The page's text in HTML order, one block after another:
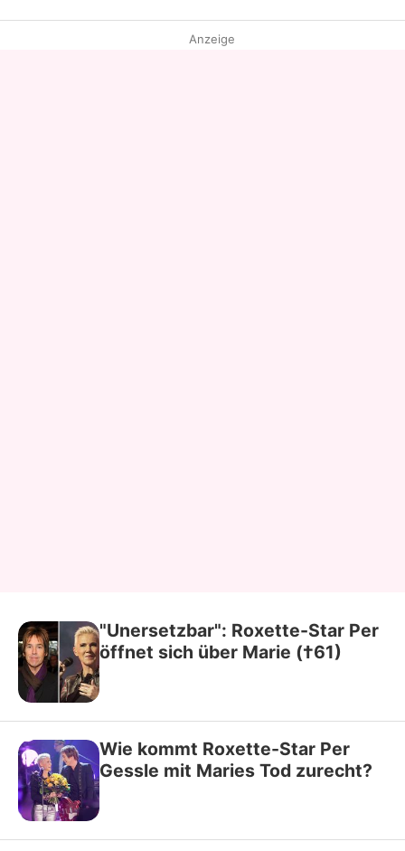
Anzeige
"Unersetzbar": Roxette-Star Per
öffnet sich über Marie (†61)
Wie kommt Roxette-Star Per
Gessle mit Maries Tod zurecht?